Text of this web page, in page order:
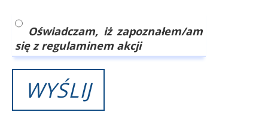
Oświadczam, iż zapoznałem/am
się z regulaminem akcji